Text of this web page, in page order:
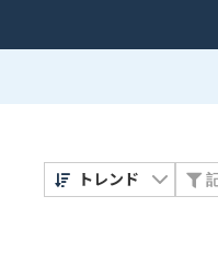
トレンド